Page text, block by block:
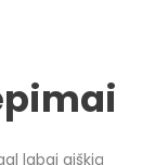
labai aiškią